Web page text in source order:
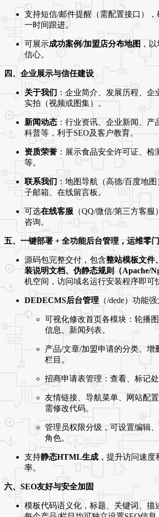
支持短信/邮件提醒（需配置接口）
一时间跟进。
可展示成功案例/加盟店分布地图 ，
信心。
四、企业展示与信任建设
关于我们：企业简介、发展历程、企
实拍（视频或图集）。
新闻动态 ：行业资讯、企业新闻、产
科普等，利于SEO及客户教育。
资质荣誉 ：展示食品安全许可证、检
等。
联系我们：地图导航（高德/百度地
子邮箱、在线留言板。
可选在线客服 （QQ/微信/第三方客
咨询。
五、一键部署 + 全功能后台管理，运维零
源码包完整交付，包含整站模板文件
装说明文档、伪静态规则（Apache/
机空间，访问域名运行安装程序即可
DEDECMS后台管理 （/dede）功能强
可视化修改首页各模块：轮播
信息、新闻列表。
产品/文章/加盟申请的分类、增
栏目。
招商申请表管理：查看、标记处
友情链接、导航菜单、网站配
需修改代码。
管理员权限分级，可设置编辑
角色。
支持静态HTML生成，提升访问速度
率。
六、SEO友好与安全加固
模板代码语义化，标题、关键词、描